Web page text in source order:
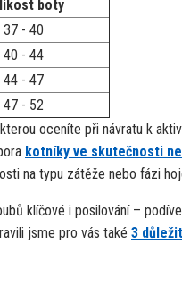
boty
37 - 40
40 - 44
44 - 47
47 - 52
oceníte při návratu k
kotníky ve skutečnosti
na typu zátěže nebo fázi
klíčové i posilování –
jsme pro vás také 3